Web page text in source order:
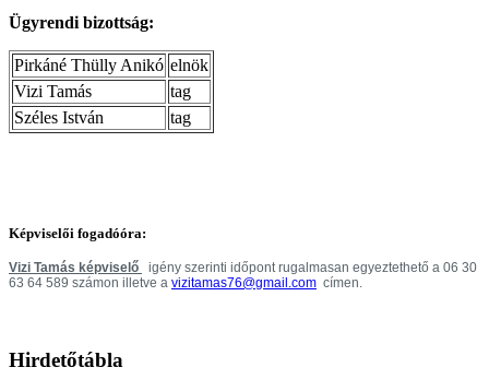
Ügyrendi bizottság:
Pirkáné Thülly Anikó elnök
Vizi Tamás
tag
Széles István
tag
Képviselői fogadóóra:
Vizi Tamás képviselő
igény szerinti időpont rugalmasan egyeztethető a 06 30
63 64 589 számon illetve a vizitamas76@gmail.com címen.
Hirdetőtábla